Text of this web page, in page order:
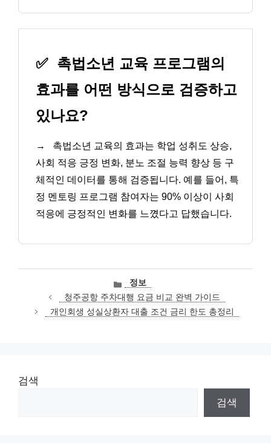
✅ 촉법소년 교육 프로그램의
효과를 어떤 방식으로 검증하고
있나요?
→
촉법소년 교육의 효과는 학업 성취도 상승,
사회 적응 긍정 변화, 분노 조절 능력 향상 등 구
체적인 데이터를 통해 검증됩니다. 예를 들어, 특
정 멘토링 프로그램 참여자는 90% 이상이 사회
적응에 긍정적인 변화를 느꼈다고 답했습니다.
카
테
고
리
정보
청주공항 주차대행 요금 비교 완벽 가이드
개인회생 성실상환자 대출 조건 금리 한도 총정리
검색
검색